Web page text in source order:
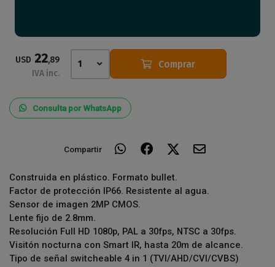
USD 22,89
IVA inc.
1 Comprar
Consulta por WhatsApp
Compartir
Construida en plástico. Formato bullet.
Factor de protección IP66. Resistente al agua.
Sensor de imagen 2MP CMOS.
Lente fijo de 2.8mm.
Resolución Full HD 1080p, PAL a 30fps, NTSC a 30fps.
Visitón nocturna con Smart IR, hasta 20m de alcance.
Tipo de señal switcheable 4 in 1 (TVI/AHD/CVI/CVBS)